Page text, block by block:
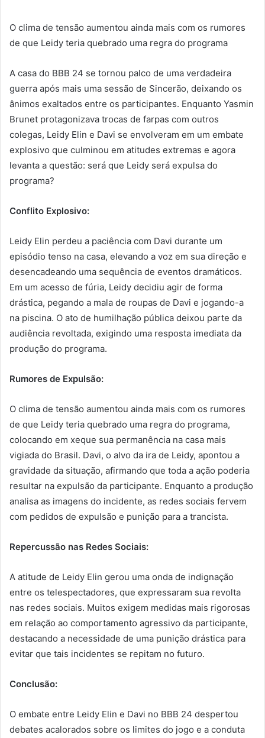
O clima de tensão aumentou ainda mais com os rumores
de que Leidy teria quebrado uma regra do programa
A casa do BBB 24 se tornou palco de uma verdadeira
guerra após mais uma sessão de Sincerão, deixando os
ânimos exaltados entre os participantes. Enquanto Yasmin
Brunet protagonizava trocas de farpas com outros
colegas, Leidy Elin e Davi se envolveram em um embate
explosivo que culminou em atitudes extremas e agora
levanta a questão: será que Leidy será expulsa do
programa?
Conflito Explosivo:
Leidy Elin perdeu a paciência com Davi durante um
episódio tenso na casa, elevando a voz em sua direção e
desencadeando uma sequência de eventos dramáticos.
Em um acesso de fúria, Leidy decidiu agir de forma
drástica, pegando a mala de roupas de Davi e jogando-a
na piscina. O ato de humilhação pública deixou parte da
audiência revoltada, exigindo uma resposta imediata da
produção do programa.
Rumores de Expulsão:
O clima de tensão aumentou ainda mais com os rumores
de que Leidy teria quebrado uma regra do programa,
colocando em xeque sua permanência na casa mais
vigiada do Brasil. Davi, o alvo da ira de Leidy, apontou a
gravidade da situação, afirmando que toda a ação poderia
resultar na expulsão da participante. Enquanto a produção
analisa as imagens do incidente, as redes sociais fervem
com pedidos de expulsão e punição para a trancista.
Repercussão nas Redes Sociais:
A atitude de Leidy Elin gerou uma onda de indignação
entre os telespectadores, que expressaram sua revolta
nas redes sociais. Muitos exigem medidas mais rigorosas
em relação ao comportamento agressivo da participante,
destacando a necessidade de uma punição drástica para
evitar que tais incidentes se repitam no futuro.
Conclusão:
O embate entre Leidy Elin e Davi no BBB 24 despertou
debates acalorados sobre os limites do jogo e a conduta